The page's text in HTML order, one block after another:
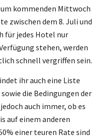
kommenden Mittwoch
zwischen dem 8. Juli und
für jedes Hotel nur
stehen, werden
schnell vergriffen sein.
ihr auch eine Liste
die Bedingungen der
auch immer, ob es
auf einem anderen
einer teuren Rate sind